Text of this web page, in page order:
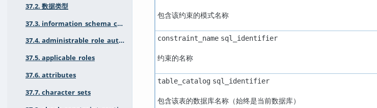
37.2. 数据类型
37.3. information_schema_catalog_name
37.4. administrable_role_authorizations
37.5. applicable_roles
37.6. attributes
37.7. character_sets
包含该约束的模式名称
constraint_name sql_identifier
约束的名称
table_catalog sql_identifier
包含该表的数据库名称（始终是当前数据库）